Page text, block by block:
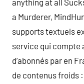
anything at all
a Murderer,
supports textuels
service qui compte
d’abonnés par en
de contenus froids